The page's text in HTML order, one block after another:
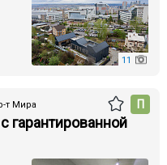
11
т Мира
гарантированной
П